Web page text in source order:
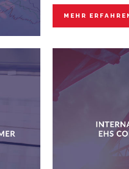
MEHR
EMTEL ®
Vertrauen Sie
kompetenten
am Tag, 7 Tage
in 190 Sprachen.